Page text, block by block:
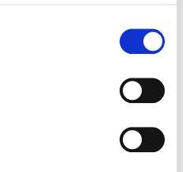
con la Regione
Carrara è ritenuta non
la stessa Conferenza si era
autonomia in